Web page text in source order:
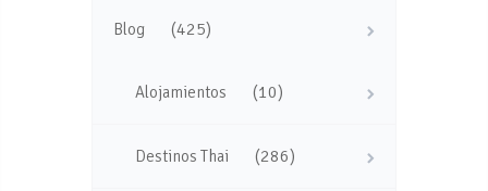
Blog (425)
Alojamientos (10)
Destinos Thai (286)